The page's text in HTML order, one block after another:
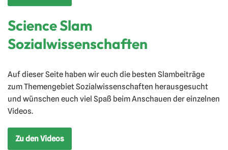
Science Slam
Sozialwissenschaften
Auf dieser Seite haben wir euch die besten Slambeiträge
zum Themengebiet Sozialwissenschaften herausgesucht
und wünschen euch viel Spaß beim Anschauen der einzelnen
Videos.
Zu den Videos